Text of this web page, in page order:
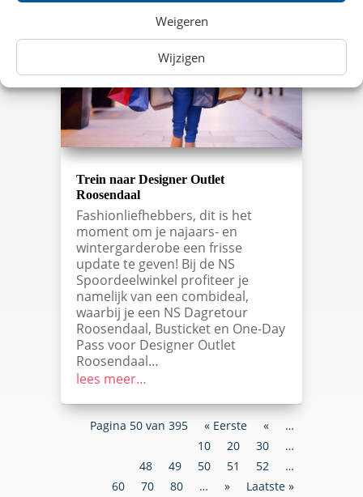
Weigeren
Wijzigen
Trein naar Designer Outlet
Roosendaal
Fashionliefhebbers, dit is het
moment om je najaars- en
wintergarderobe een frisse
update te geven! Bij de NS
Spoordeelwinkel profiteer je
namelijk van een combideal,
waarbij je een NS Dagretour
Roosendaal, Busticket en One-Day
Pass voor Designer Outlet
Roosendaal…
lees meer…
Pagina 50 van 395 « Eerste «
…
10
20 30
…
48
49 50 51 52
…
60
70 80 … » Laatste »